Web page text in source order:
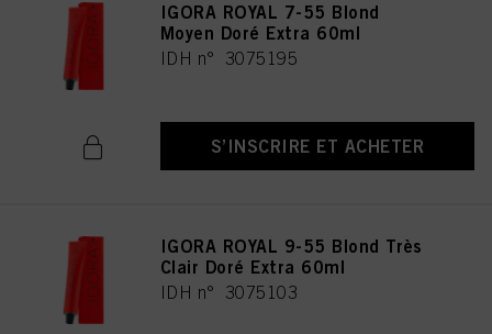
IGORA ROYAL 7-55 Blond
Moyen Doré Extra 60ml
IDH n° 3075195
S’INSCRIRE ET ACHETER
IGORA ROYAL 9-55 Blond Très
Clair Doré Extra 60ml
IDH n° 3075103